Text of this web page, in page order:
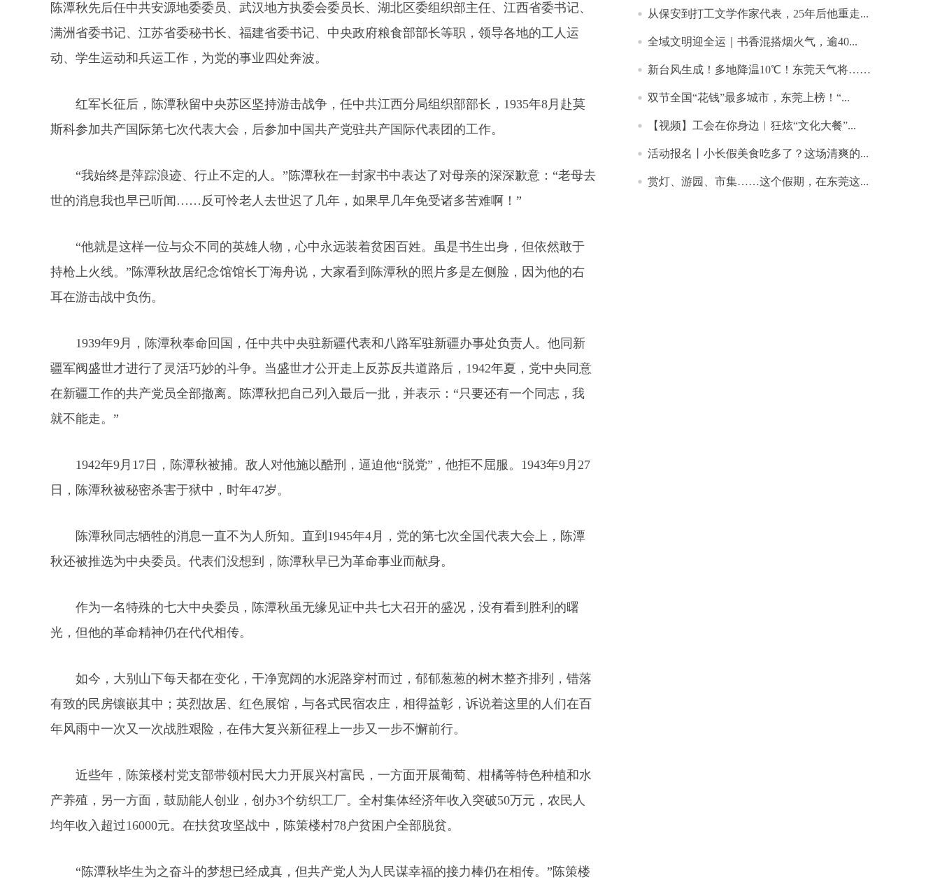
陈潭秋先后任中共安源地委委员、武汉地方执委会委员长、湖北区委组织部主任、江西省委书记、
满洲省委书记、江苏省委秘书长、福建省委书记、中央政府粮食部部长等职，领导各地的工人运
动、学生运动和兵运工作，为党的事业四处奔波。
红军长征后，陈潭秋留中央苏区坚持游击战争，任中共江西分局组织部部长，1935年8月赴莫
斯科参加共产国际第七次代表大会，后参加中国共产党驻共产国际代表团的工作。
“我始终是萍踪浪迹、行止不定的人。”陈潭秋在一封家书中表达了对母亲的深深歉意：“老母去
世的消息我也早已听闻……反可怜老人去世迟了几年，如果早几年免受诸多苦难啊！”
“他就是这样一位与众不同的英雄人物，心中永远装着贫困百姓。虽是书生出身，但依然敢于
持枪上火线。”陈潭秋故居纪念馆馆长丁海舟说，大家看到陈潭秋的照片多是左侧脸，因为他的右
耳在游击战中负伤。
1939年9月，陈潭秋奉命回国，任中共中央驻新疆代表和八路军驻新疆办事处负责人。他同新
疆军阀盛世才进行了灵活巧妙的斗争。当盛世才公开走上反苏反共道路后，1942年夏，党中央同意
在新疆工作的共产党员全部撤离。陈潭秋把自己列入最后一批，并表示：“只要还有一个同志，我
就不能走。”
1942年9月17日，陈潭秋被捕。敌人对他施以酷刑，逼迫他“脱党”，他拒不屈服。1943年9月27
日，陈潭秋被秘密杀害于狱中，时年47岁。
陈潭秋同志牺牲的消息一直不为人所知。直到1945年4月，党的第七次全国代表大会上，陈潭
秋还被推选为中央委员。代表们没想到，陈潭秋早已为革命事业而献身。
作为一名特殊的七大中央委员，陈潭秋虽无缘见证中共七大召开的盛况，没有看到胜利的曙
光，但他的革命精神仍在代代相传。
如今，大别山下每天都在变化，干净宽阔的水泥路穿村而过，郁郁葱葱的树木整齐排列，错落
有致的民房镶嵌其中；英烈故居、红色展馆，与各式民宿农庄，相得益彰，诉说着这里的人们在百
年风雨中一次又一次战胜艰险，在伟大复兴新征程上一步又一步不懈前行。
近些年，陈策楼村党支部带领村民大力开展兴村富民，一方面开展葡萄、柑橘等特色种植和水
产养殖，另一方面，鼓励能人创业，创办3个纺织工厂。全村集体经济年收入突破50万元，农民人
均年收入超过16000元。在扶贫攻坚战中，陈策楼村78户贫困户全部脱贫。
“陈潭秋毕生为之奋斗的梦想已经成真，但共产党人为人民谋幸福的接力棒仍在相传。”陈策楼
从保安到打工文学作家代表，25年后他重走...
​全域文明迎全运｜书香混搭烟火气，逾40...
新台风生成！多地降温10℃！东莞天气将……
双节全国“花钱”最多城市，东莞上榜！“...
【视频】工会在你身边︱狂炫“文化大餐”...
活动报名丨小长假美食吃多了？这场清爽的...
赏灯、游园、市集……这个假期，在东莞这...